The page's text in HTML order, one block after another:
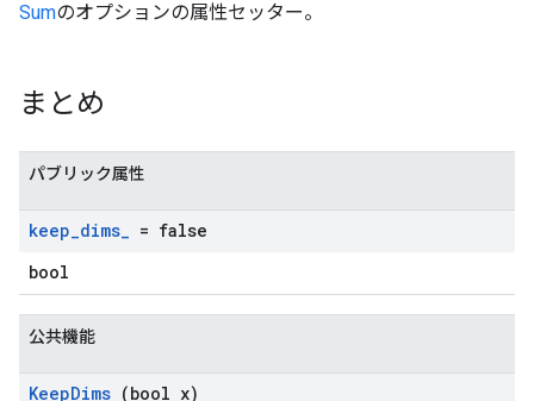
Sumのオプションの属性セッター。
まとめ
パブリック属性
keep_dims_ = false
bool
公共機能
KeepDims (bool x)